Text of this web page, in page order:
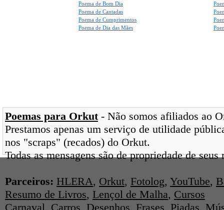
Poema de Bom Dia
Poema de Cantadas
Poema de Cumprimentos
Poema de Dia das Mães
Poemas para Orkut- Não somos afiliados ao
Prestamos apenas um serviço de utilidade
nos "scraps" (recados) do Orkut.
Todas as mensagens são de propriedade de
Parceiros: HLERA, Orkut, Fotolog, YouTube,
Resumo de Livros, Lençol de Malha, Cursos
Carnaval, Carros, Desenhos, Frases, Piadas,